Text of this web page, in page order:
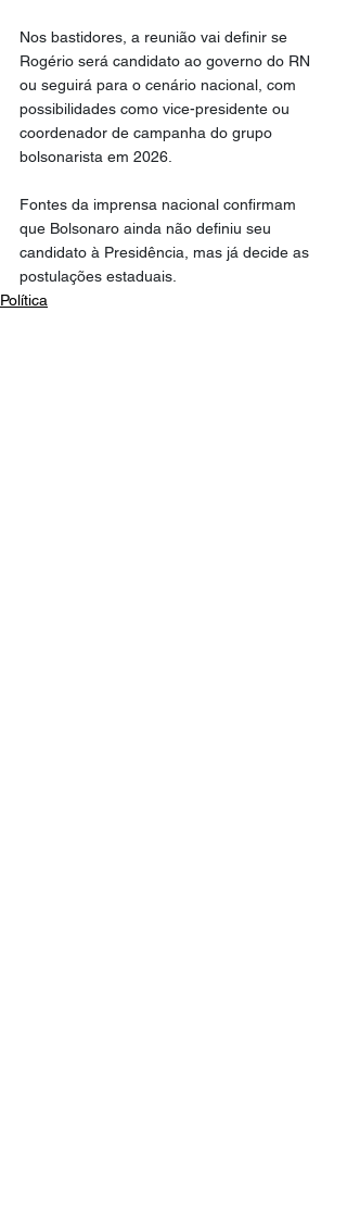
Nos bastidores, a reunião vai definir se
Rogério será candidato ao governo do RN
ou seguirá para o cenário nacional, com
possibilidades como vice-presidente ou
coordenador de campanha do grupo
bolsonarista em 2026.
Fontes da imprensa nacional confirmam
que Bolsonaro ainda não definiu seu
candidato à Presidência, mas já decide as
postulações estaduais.
Política